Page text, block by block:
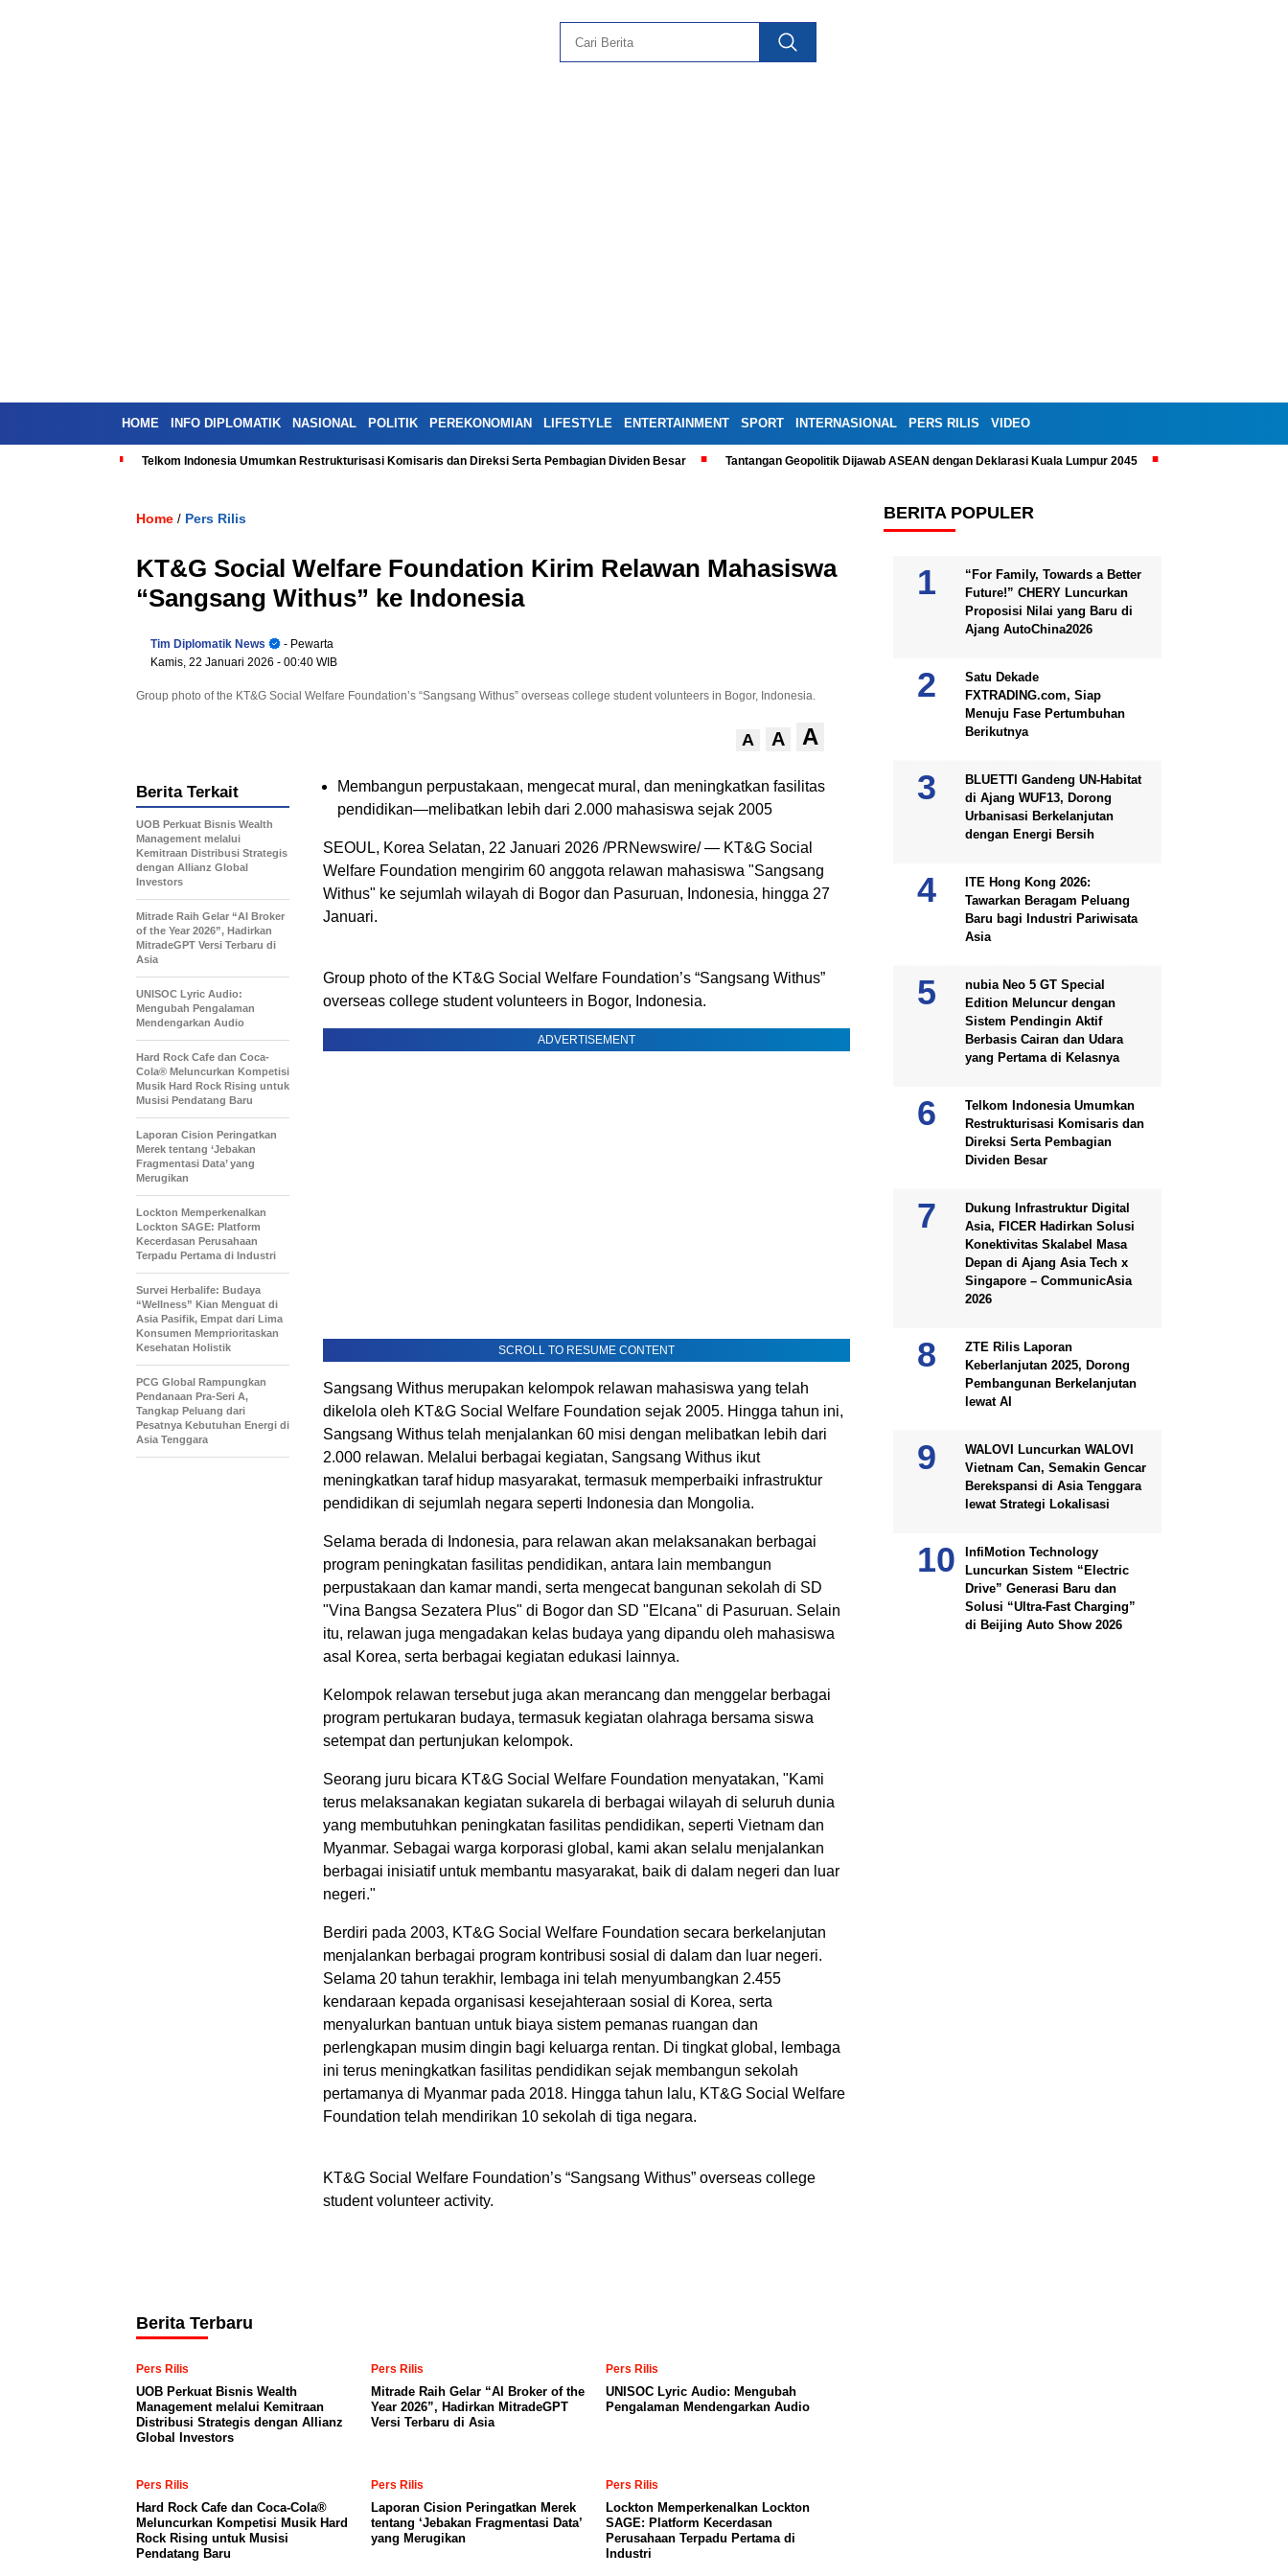
HOME INFO DIPLOMATIK NASIONAL POLITIK PEREKONOMIAN LIFESTYLE ENTERTAINMENT SPORT INTERNASIONAL PERS RILIS VIDEO
Telkom Indonesia Umumkan Restrukturisasi Komisaris dan Direksi Serta Pembagian Dividen Besar Tantangan Geopolitik Dijawab ASEAN dengan Deklarasi Kuala Lumpur 2045
Home / Pers Rilis
KT&G Social Welfare Foundation Kirim Relawan Mahasiswa
“Sangsang Withus” ke Indonesia
Tim Diplomatik News
- Pewarta
Kamis, 22 Januari 2026 - 00:40 WIB
Group photo of the KT&G Social Welfare Foundation’s “Sangsang Withus” overseas college student volunteers in Bogor, Indonesia.
A A A
Membangun perpustakaan, mengecat mural, dan meningkatkan fasilitas
pendidikan—melibatkan lebih dari 2.000 mahasiswa sejak 2005
SEOUL, Korea Selatan, 22 Januari 2026 /PRNewswire/ — KT&G Social
Welfare Foundation mengirim 60 anggota relawan mahasiswa "Sangsang
Withus" ke sejumlah wilayah di Bogor dan Pasuruan, Indonesia, hingga 27
Januari.
Group photo of the KT&G Social Welfare Foundation’s “Sangsang Withus”
overseas college student volunteers in Bogor, Indonesia.
ADVERTISEMENT
SCROLL TO RESUME CONTENT
Sangsang Withus merupakan kelompok relawan mahasiswa yang telah
dikelola oleh KT&G Social Welfare Foundation sejak 2005. Hingga tahun ini,
Sangsang Withus telah menjalankan 60 misi dengan melibatkan lebih dari
2.000 relawan. Melalui berbagai kegiatan, Sangsang Withus ikut
meningkatkan taraf hidup masyarakat, termasuk memperbaiki infrastruktur
pendidikan di sejumlah negara seperti Indonesia dan Mongolia.
Selama berada di Indonesia, para relawan akan melaksanakan berbagai
program peningkatan fasilitas pendidikan, antara lain membangun
perpustakaan dan kamar mandi, serta mengecat bangunan sekolah di SD
"Vina Bangsa Sezatera Plus" di Bogor dan SD "Elcana" di Pasuruan. Selain
itu, relawan juga mengadakan kelas budaya yang dipandu oleh mahasiswa
asal Korea, serta berbagai kegiatan edukasi lainnya.
Kelompok relawan tersebut juga akan merancang dan menggelar berbagai
program pertukaran budaya, termasuk kegiatan olahraga bersama siswa
setempat dan pertunjukan kelompok.
Seorang juru bicara KT&G Social Welfare Foundation menyatakan, "Kami
terus melaksanakan kegiatan sukarela di berbagai wilayah di seluruh dunia
yang membutuhkan peningkatan fasilitas pendidikan, seperti Vietnam dan
Myanmar. Sebagai warga korporasi global, kami akan selalu menjalankan
berbagai inisiatif untuk membantu masyarakat, baik di dalam negeri dan luar
negeri."
Berdiri pada 2003, KT&G Social Welfare Foundation secara berkelanjutan
menjalankan berbagai program kontribusi sosial di dalam dan luar negeri.
Selama 20 tahun terakhir, lembaga ini telah menyumbangkan 2.455
kendaraan kepada organisasi kesejahteraan sosial di Korea, serta
menyalurkan bantuan untuk biaya sistem pemanas ruangan dan
perlengkapan musim dingin bagi keluarga rentan. Di tingkat global, lembaga
ini terus meningkatkan fasilitas pendidikan sejak membangun sekolah
pertamanya di Myanmar pada 2018. Hingga tahun lalu, KT&G Social Welfare
Foundation telah mendirikan 10 sekolah di tiga negara.
KT&G Social Welfare Foundation’s “Sangsang Withus” overseas college
student volunteer activity.
Berita Terkait
UOB Perkuat Bisnis Wealth
Management melalui
Kemitraan Distribusi Strategis
dengan Allianz Global
Investors
Mitrade Raih Gelar “AI Broker
of the Year 2026”, Hadirkan
MitradeGPT Versi Terbaru di
Asia
UNISOC Lyric Audio:
Mengubah Pengalaman
Mendengarkan Audio
Hard Rock Cafe dan Coca-
Cola® Meluncurkan Kompetisi
Musik Hard Rock Rising untuk
Musisi Pendatang Baru
Laporan Cision Peringatkan
Merek tentang ‘Jebakan
Fragmentasi Data’ yang
Merugikan
Lockton Memperkenalkan
Lockton SAGE: Platform
Kecerdasan Perusahaan
Terpadu Pertama di Industri
Survei Herbalife: Budaya
“Wellness” Kian Menguat di
Asia Pasifik, Empat dari Lima
Konsumen Memprioritaskan
Kesehatan Holistik
PCG Global Rampungkan
Pendanaan Pra-Seri A,
Tangkap Peluang dari
Pesatnya Kebutuhan Energi di
Asia Tenggara
Berita Terbaru
Pers Rilis
UOB Perkuat Bisnis Wealth
Management melalui Kemitraan
Distribusi Strategis dengan Allianz
Global Investors
Pers Rilis
Mitrade Raih Gelar “AI Broker of the
Year 2026”, Hadirkan MitradeGPT
Versi Terbaru di Asia
Pers Rilis
UNISOC Lyric Audio: Mengubah
Pengalaman Mendengarkan Audio
Pers Rilis
Hard Rock Cafe dan Coca-Cola®
Meluncurkan Kompetisi Musik Hard
Rock Rising untuk Musisi
Pendatang Baru
Pers Rilis
Laporan Cision Peringatkan Merek
tentang ‘Jebakan Fragmentasi Data’
yang Merugikan
Pers Rilis
Lockton Memperkenalkan Lockton
SAGE: Platform Kecerdasan
Perusahaan Terpadu Pertama di
Industri
BERITA POPULER
“For Family, Towards a Better
Future!” CHERY Luncurkan
Proposisi Nilai yang Baru di
Ajang AutoChina2026
Satu Dekade
FXTRADING.com, Siap
Menuju Fase Pertumbuhan
Berikutnya
BLUETTI Gandeng UN-Habitat
di Ajang WUF13, Dorong
Urbanisasi Berkelanjutan
dengan Energi Bersih
ITE Hong Kong 2026:
Tawarkan Beragam Peluang
Baru bagi Industri Pariwisata
Asia
nubia Neo 5 GT Special
Edition Meluncur dengan
Sistem Pendingin Aktif
Berbasis Cairan dan Udara
yang Pertama di Kelasnya
Telkom Indonesia Umumkan
Restrukturisasi Komisaris dan
Direksi Serta Pembagian
Dividen Besar
Dukung Infrastruktur Digital
Asia, FICER Hadirkan Solusi
Konektivitas Skalabel Masa
Depan di Ajang Asia Tech x
Singapore – CommunicAsia
2026
ZTE Rilis Laporan
Keberlanjutan 2025, Dorong
Pembangunan Berkelanjutan
lewat AI
WALOVI Luncurkan WALOVI
Vietnam Can, Semakin Gencar
Berekspansi di Asia Tenggara
lewat Strategi Lokalisasi
InfiMotion Technology
Luncurkan Sistem “Electric
Drive” Generasi Baru dan
Solusi “Ultra-Fast Charging”
di Beijing Auto Show 2026